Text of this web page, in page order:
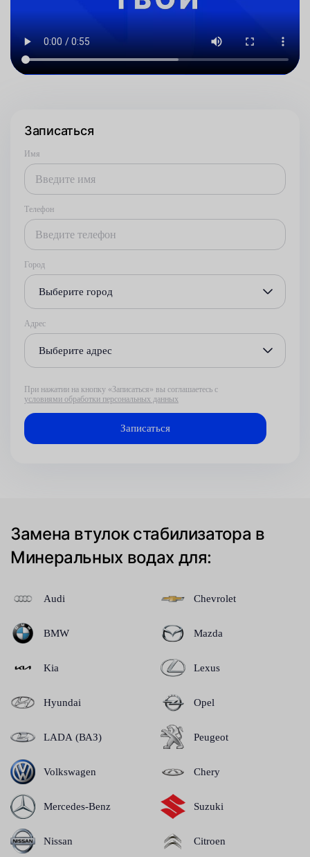
Записаться
Имя
Телефон
Город
Выберите город
Адрес
Выберите адрес
При нажатии на кнопку «Записаться» вы соглашаетесь с
условиями обработки персональных данных
Замена втулок стабилизатора в
Минеральных водах для:
Audi
BMW
Kia
Hyundai
LADA (ВАЗ)
Volkswagen
Mercedes-Benz
Nissan
Chevrolet
Mazda
Lexus
Opel
Peugeot
Chery
Suzuki
Citroen